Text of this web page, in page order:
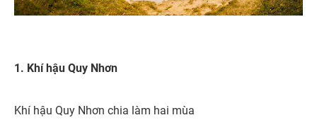
1. Khí hậu Quy Nhơn
Khí hậu Quy Nhơn chia làm hai mùa